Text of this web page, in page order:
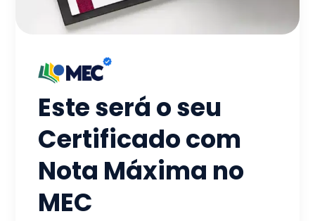
Este será o seu
Certificado com
Nota Máxima no
MEC